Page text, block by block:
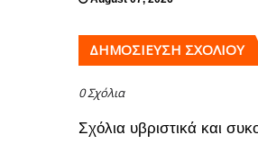
ΔΗΜΟΣΊΕΥΣΗ ΣΧΟΛΊΟΥ
0 Σχόλια
Σχόλια υβριστικά και